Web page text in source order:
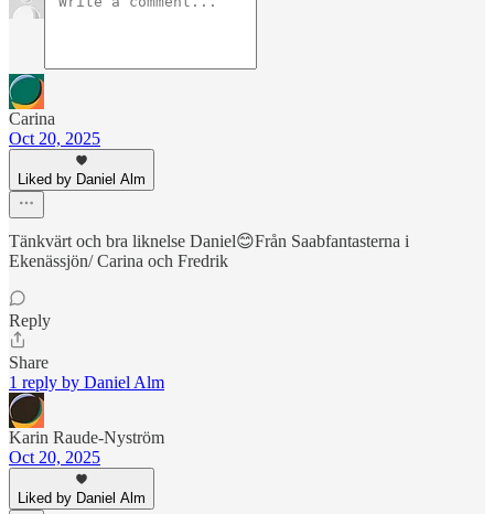
Carina
Oct 20, 2025
Liked by Daniel Alm
Tänkvärt och bra liknelse Daniel😊Från Saabfantasterna i
Ekenässjön/ Carina och Fredrik
Reply
Share
1 reply by Daniel Alm
Karin Raude-Nyström
Oct 20, 2025
Liked by Daniel Alm